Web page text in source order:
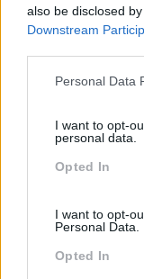
also be disclosed
Downstream
Please note that
not limited to your
grant or deny
use your data for
Personal Data
I want to opt-
personal data.
Opted In
I want to opt-
Personal Data.
Opted In
Feedback Fora Do